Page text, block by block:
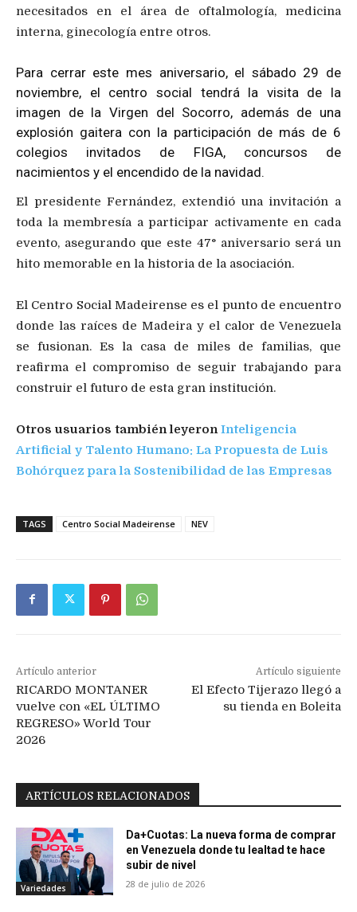
necesitados en el área de oftalmología, medicina
interna, ginecología entre otros.
Para cerrar este mes aniversario, el sábado 29 de
noviembre, el centro social tendrá la visita de la
imagen de la Virgen del Socorro, además de una
explosión gaitera con la participación de más de 6
colegios invitados de FIGA, concursos de
nacimientos y el encendido de la navidad.
​El presidente Fernández, extendió una invitación a
toda la membresía a participar activamente en cada
evento, asegurando que este 47° aniversario será un
hito memorable en la historia de la asociación.
El Centro Social Madeirense es el punto de encuentro
donde las raíces de Madeira y el calor de Venezuela
se fusionan. Es la casa de miles de familias, que
reafirma el compromiso de seguir trabajando para
construir el futuro de esta gran institución.
Otros usuarios también leyeronInteligencia
Artificial y Talento Humano: La Propuesta de Luis
Bohórquez para la Sostenibilidad de las Empresas
TAGS Centro Social Madeirense NEV
Artículo anterior
RICARDO MONTANER
vuelve con «EL ÚLTIMO
REGRESO» World Tour
2026
Artículo siguiente
El Efecto Tijerazo llegó a
su tienda en Boleita
ARTÍCULOS RELACIONADOS
Variedades
Da+Cuotas: La nueva forma de comprar
en Venezuela donde tu lealtad te hace
subir de nivel
28 de julio de 2026